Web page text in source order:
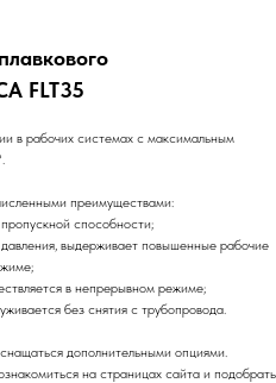
FLT35
в рабочих системах с максимальным
преимуществами:
способности;
выдерживает повышенные рабочие
в непрерывном режиме;
без снятия с трубопровода.
дополнительными опциями.
на страницах сайта и подобрать